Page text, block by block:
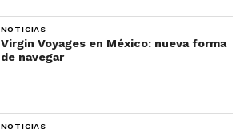
NOTICIAS
Virgin Voyages en México: nueva forma
de navegar
NOTICIAS